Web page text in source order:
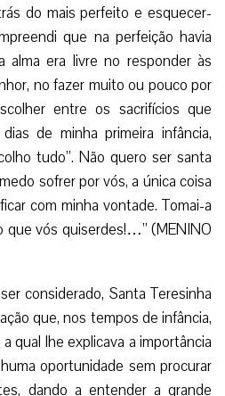
do mais perfeito e esquecer-
que na perfeição havia
alma era livre no responder às
no fazer muito ou pouco por
entre os sacrifícios que
de minha primeira infância,
tudo”. Não quero ser santa
sofrer por vós, a única coisa
com minha vontade. Tomai-a
que vós quiserdes!…” (MENINO
considerado, Santa Teresinha
que, nos tempos de infância,
qual lhe explicava a importância
oportunidade sem procurar
dando a entender a grande